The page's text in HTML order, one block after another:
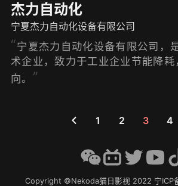
杰力自动化
宁夏杰力自动化设备有限公司
宁夏杰力自动化设备有限公司，
术企业，致力于工业企业节能降
向。
1 2 3 4
Copyright ©Nekoda猫日影视 2022 宁ICP